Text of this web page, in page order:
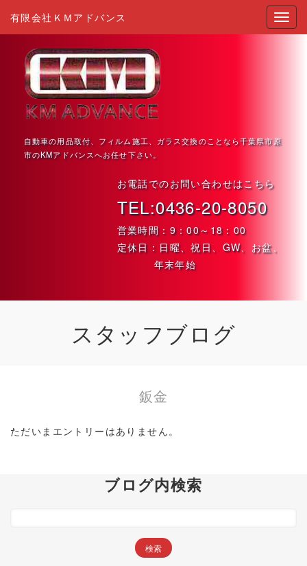
有限会社ＫＭアドバンス
自動車の用品取付、フィルム施工、ガラス交換のことなら千葉県市原
市のKMアドバンスへお任せ下さい。
お電話でのお問い合わせはこちら
TEL:0436-20-8050
営業時間：9：00～18：00
定休日：日曜、祝日、GW、お盆、
年末年始
スタッフブログ
鈑金
ただいまエントリーはありません。
ブログ内検索